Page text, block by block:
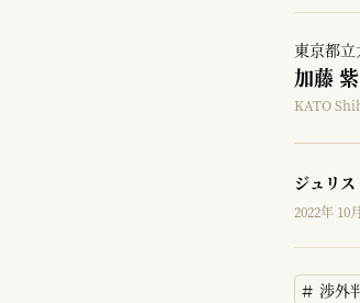
東京都
加藤
KATO
ジュリ
2022年 10
渉外